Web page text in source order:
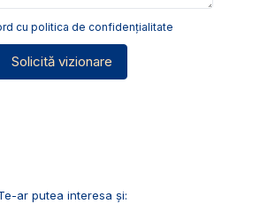
cu politica de confidențialitate
Solicită vizionare
ar putea interesa și: